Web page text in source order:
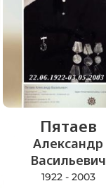
Пятаев
Александр
Васильевич
1922 - 2003